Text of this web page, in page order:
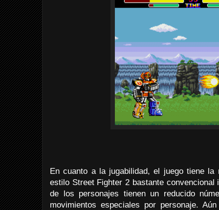
En cuanto a la jugabilidad, el juego tiene la
estilo Street Fighter 2 bastante
de los personajes tienen un reducido
movimientos especiales por personaje.